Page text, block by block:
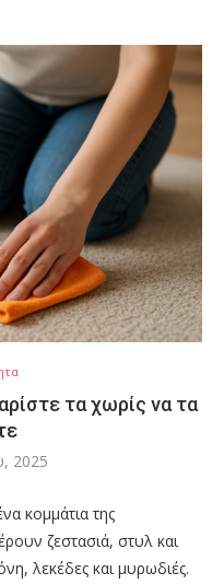
τα χωρίς να τα
2025
κομμάτια της
ζεστασιά, στυλ και
λεκέδες και μυρωδιές.